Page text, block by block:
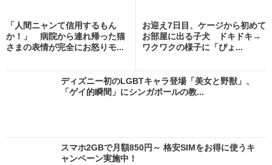
「人間ニャンて信用するもん
か！」 病院から連れ帰った猫
さまの表情が完全にお怒りモ...
お迎え7日目、ケージから初めて
お部屋に出る子犬 ドキドキ→
ワクワクの様子に「ぴょ...
ディズニー初のLGBTキャラ登場「美女と野獣」、
「ゲイ的瞬間」にシンガポールの教...
スマホ2GBで月額850円～ 格安SIMをお得に使うキ
ャンペーン実施中！